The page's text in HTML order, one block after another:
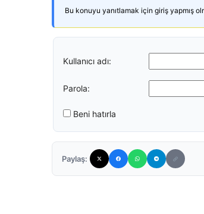
Bu konuyu yanıtlamak için giriş yapmış
Kullanıcı adı:
Parola:
Beni hatırla
Paylaş: